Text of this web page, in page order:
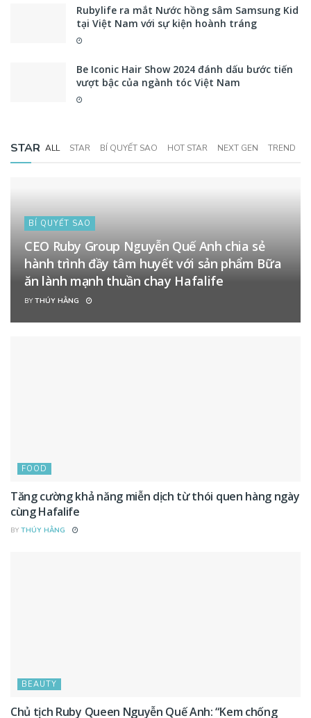
Rubylife ra mắt Nước hồng sâm Samsung Kid
tại Việt Nam với sự kiện hoành tráng
Be Iconic Hair Show 2024 đánh dấu bước tiến
vượt bậc của ngành tóc Việt Nam
STAR ALL STAR BÍ QUYẾT SAO HOT STAR NEXT GEN TREND
BÍ QUYẾT SAO
CEO Ruby Group Nguyễn Quế Anh chia sẻ
hành trình đầy tâm huyết với sản phẩm Bữa
ăn lành mạnh thuần chay Hafalife
BY THÚY HẰNG
FOOD
Tăng cường khả năng miễn dịch từ thói quen hàng ngày
cùng Hafalife
BY THÚY HẰNG
BEAUTY
Chủ tịch Ruby Queen Nguyễn Quế Anh: “Kem chống